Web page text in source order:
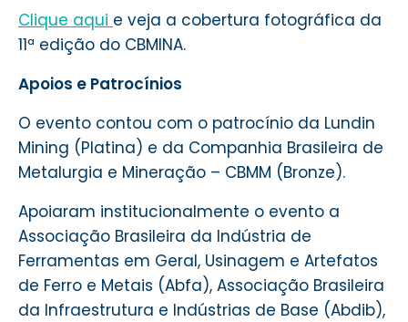
Clique aqui e veja a cobertura fotográfica da
11ª edição do CBMINA.
Apoios e Patrocínios
O evento contou com o patrocínio da Lundin
Mining (Platina) e da Companhia Brasileira de
Metalurgia e Mineração – CBMM (Bronze).
Apoiaram institucionalmente o evento a
Associação Brasileira da Indústria de
Ferramentas em Geral, Usinagem e Artefatos
de Ferro e Metais (Abfa), Associação Brasileira
da Infraestrutura e Indústrias de Base (Abdib),